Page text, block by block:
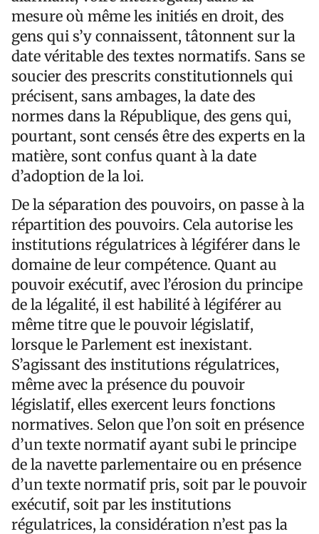
mesure où même les initiés en droit, des
gens qui s’y connaissent, tâtonnent sur la
date véritable des textes normatifs. Sans se
soucier des prescrits constitutionnels qui
précisent, sans ambages, la date des
normes dans la République, des gens qui,
pourtant, sont censés être des experts en la
matière, sont confus quant à la date
d’adoption de la loi.
De la séparation des pouvoirs, on passe à la
répartition des pouvoirs. Cela autorise les
institutions régulatrices à légiférer dans le
domaine de leur compétence. Quant au
pouvoir exécutif, avec l’érosion du principe
de la légalité, il est habilité à légiférer au
même titre que le pouvoir législatif,
lorsque le Parlement est inexistant.
S’agissant des institutions régulatrices,
même avec la présence du pouvoir
législatif, elles exercent leurs fonctions
normatives. Selon que l’on soit en présence
d’un texte normatif ayant subi le principe
de la navette parlementaire ou en présence
d’un texte normatif pris, soit par le pouvoir
exécutif, soit par les institutions
régulatrices, la considération n’est pas la